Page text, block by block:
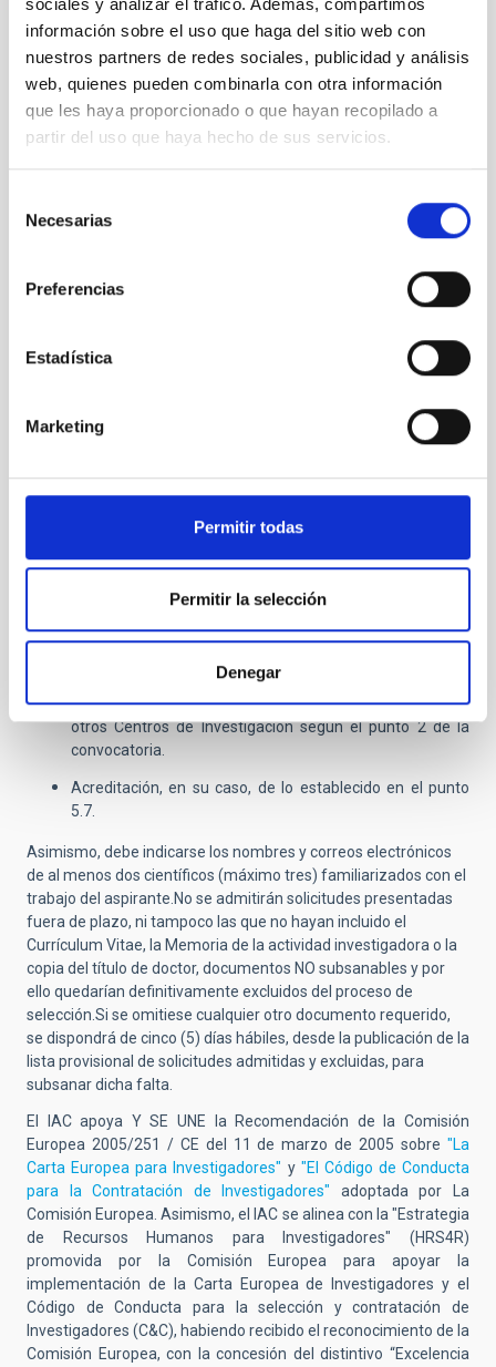
sociales y analizar el tráfico. Además, compartimos
información sobre el uso que haga del sitio web con
nuestros partners de redes sociales, publicidad y análisis
web, quienes pueden combinarla con otra información
que les haya proporcionado o que hayan recopilado a
partir del uso que haya hecho de sus servicios.
Necesarias
Preferencias
Estadística
Marketing
Permitir todas
Permitir la selección
Denegar
página web.
Se enviará la siguiente documentación:
Formulario online indicando el nombre y código de la
convocatoria (PS-2025-075)
Copia del Documento Nacional de Identidad / NIE /
Pasaporte vigente.
Carta de presentación.
NO presentación supondrá la exclusión del proceso
selectivo
o copia de la titulación requerida en la base 2.1 para
NO presentación
Memoria de la actividad técnica e investigadora
supondrá la exclusión del proceso selectivo
Documentación acreditativa de los méritos que deseen
que se le valoren en el concurso, atendiendo a los
base sexta.
Para los aspirantes que hayan realizado su doctorado en
el IAC, acreditación de la Formación Complementaria en
otros Centros de Investigación según el punto 2 de la
convocatoria.
Acreditación, en su caso, de lo establecido en el punto
5.7.
Asimismo, debe indicarse los nombres y correos electrónicos
de al menos dos científicos (máximo tres) familiarizados con el
trabajo del aspirante.No se admitirán solicitudes presentadas
fuera de plazo, ni tampoco las que no hayan incluido el
Currículum Vitae, la Memoria de la actividad investigadora o la
copia del título de doctor, documentos NO subsanables y por
ello quedarían definitivamente excluidos del proceso de
selección.Si se omitiese cualquier otro documento requerido,
se dispondrá de cinco (5) días hábiles, desde la publicación de la
lista provisional de solicitudes admitidas y excluidas, para
subsanar dicha falta.
El IAC apoya Y SE UNE la Recomendación de la Comisión
Europea 2005/251 / CE del 11 de marzo de 2005 sobre "La
Carta Europea para Investigadores" y "El Código de Conducta
para la Contratación de Investigadores" adoptada por La
Comisión Europea. Asimismo, el IAC se alinea con la "Estrategia
de Recursos Humanos para Investigadores" (HRS4R)
promovida por la Comisión Europea para apoyar la
implementación de la Carta Europea de Investigadores y el
Código de Conducta para la selección y contratación de
Investigadores (C&C), habiendo recibido el reconocimiento de la
Comisión Europea, con la concesión del distintivo “Excelencia